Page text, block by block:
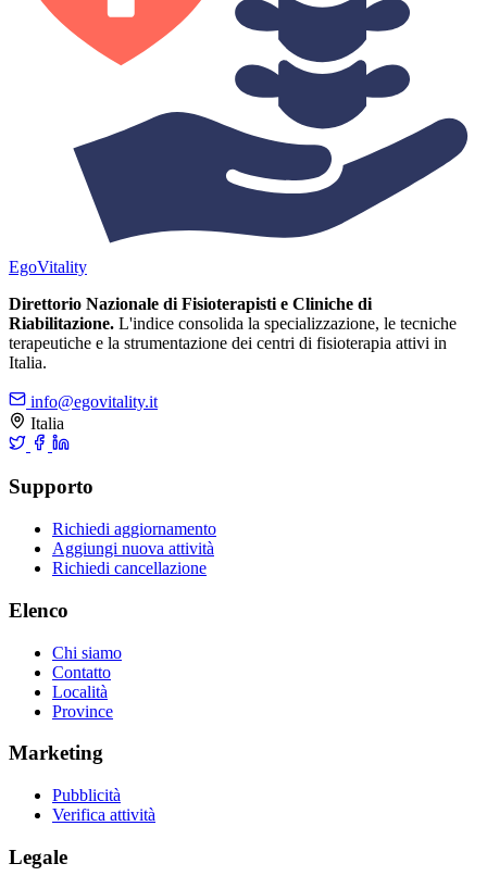
EgoVitality
Direttorio Nazionale di Fisioterapisti e Cliniche di
Riabilitazione. L'indice consolida la specializzazione, le tecniche
terapeutiche e la strumentazione dei centri di fisioterapia attivi in
Italia.
info@egovitality.it
Italia
Supporto
Richiedi aggiornamento
Aggiungi nuova attività
Richiedi cancellazione
Elenco
Chi siamo
Contatto
Località
Province
Marketing
Pubblicità
Verifica attività
Legale